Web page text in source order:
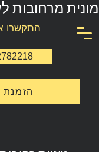
מונית מרחובות
התקשרו
הזמנת